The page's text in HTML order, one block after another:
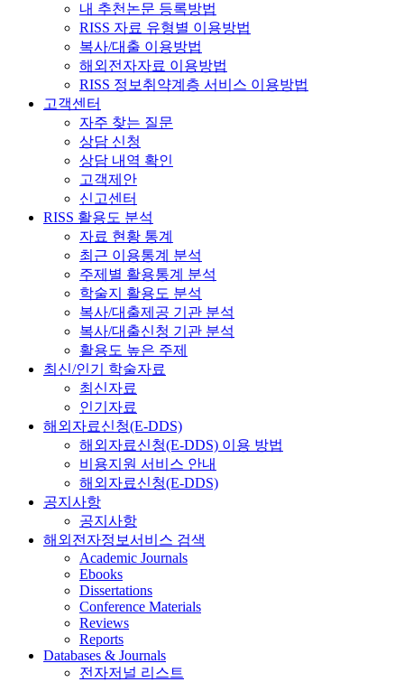
내 추천논문 등록방법
RISS 자료 유형별 이용방법
복사/대출 이용방법
해외전자자료 이용방법
RISS 정보취약계층 서비스 이용방법
고객센터
자주 찾는 질문
상담 신청
상담 내역 확인
고객제안
신고센터
RISS 활용도 분석
자료 현황 통계
최근 이용통계 분석
주제별 활용통계 분석
학술지 활용도 분석
복사/대출제공 기관 분석
복사/대출신청 기관 분석
활용도 높은 주제
최신/인기 학술자료
최신자료
인기자료
해외자료신청(E-DDS)
해외자료신청(E-DDS) 이용 방법
비용지원 서비스 안내
해외자료신청(E-DDS)
공지사항
공지사항
해외전자정보서비스 검색
Academic Journals
Ebooks
Dissertations
Conference Materials
Reviews
Reports
Databases & Journals
전자저널 리스트